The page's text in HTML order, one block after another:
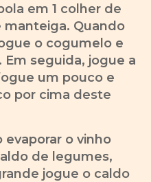
em 1 colher de
manteiga. Quando
o cogumelo e
seguida, jogue a
um pouco e
por cima deste
evaporar o vinho
de legumes,
jogue o caldo